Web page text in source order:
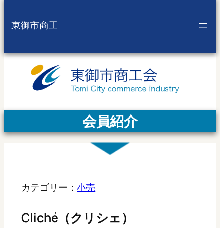
東御市商工
会員紹介
カテゴリー：小売
Cliché（クリシェ）